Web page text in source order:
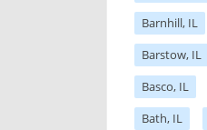
Barnhill, IL
Barstow, IL
Basco, IL
Bath, IL